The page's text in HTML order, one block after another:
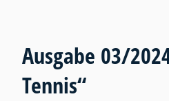
Ausgabe 03/
Tennis“